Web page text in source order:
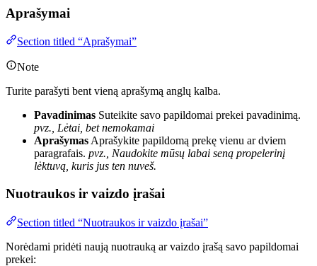
Aprašymai
Section titled “Aprašymai”
Note
Turite parašyti bent vieną aprašymą anglų kalba.
Pavadinimas Suteikite savo papildomai prekei pavadinimą.
pvz., Lėtai, bet nemokamai
Aprašymas Aprašykite papildomą prekę vienu ar dviem
paragrafais. pvz., Naudokite mūsų labai seną propelerinį
lėktuvą, kuris jus ten nuveš.
Nuotraukos ir vaizdo įrašai
Section titled “Nuotraukos ir vaizdo įrašai”
Norėdami pridėti naują nuotrauką ar vaizdo įrašą savo papildomai
prekei: